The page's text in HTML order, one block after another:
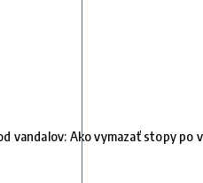
vandalov: Ako vymazať stopy po